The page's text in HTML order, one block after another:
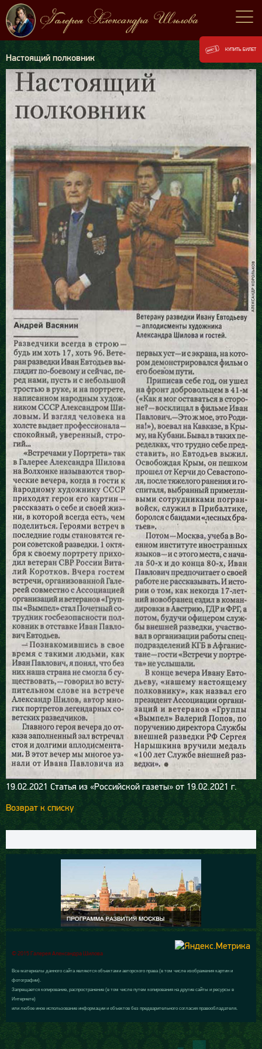
Настоящий полковник
19.02.2021 Статья из «Российской газеты» от 19.02.2021 г.
Возврат к списку
© 2015 Галерея Александра Шилова
Все материалы данного сайта являются объектами авторского права (в том числе изображения картин и
фотографии).
Запрещается копирование, распространение (в том числе путем копирования на другие сайты и ресурсы в
Интернете)
или любое иное использование информации и объектов без предварительного согласия правообладателя.
КУПИТЬ БИЛЕТ